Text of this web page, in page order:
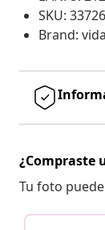
SKU:
Brand:
¿Compraste
Tu foto